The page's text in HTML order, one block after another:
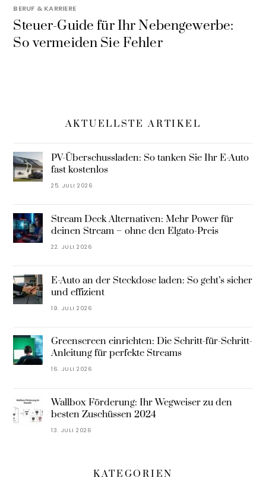
BERUF & KARRIERE
Steuer-Guide für Ihr Nebengewerbe:
So vermeiden Sie Fehler
AKTUELLSTE ARTIKEL
PV-Überschussladen: So tanken Sie Ihr E-Auto
fast kostenlos
25. JULI 2026
Stream Deck Alternativen: Mehr Power für
deinen Stream – ohne den Elgato-Preis
22. JULI 2026
E-Auto an der Steckdose laden: So geht’s sicher
und effizient
19. JULI 2026
Greenscreen einrichten: Die Schritt-für-Schritt-
Anleitung für perfekte Streams
16. JULI 2026
Wallbox Förderung: Ihr Wegweiser zu den
besten Zuschüssen 2024
13. JULI 2026
KATEGORIEN